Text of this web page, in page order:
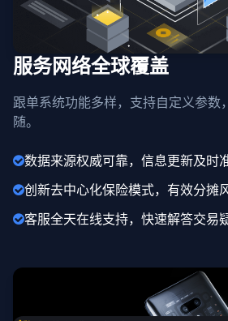
服务网络全球覆盖
跟单系统功能多样，支持自定义参数
随。
数据来源权威可靠，信息更新及时
创新去中心化保险模式，有效分摊
客服全天在线支持，快速解答交易